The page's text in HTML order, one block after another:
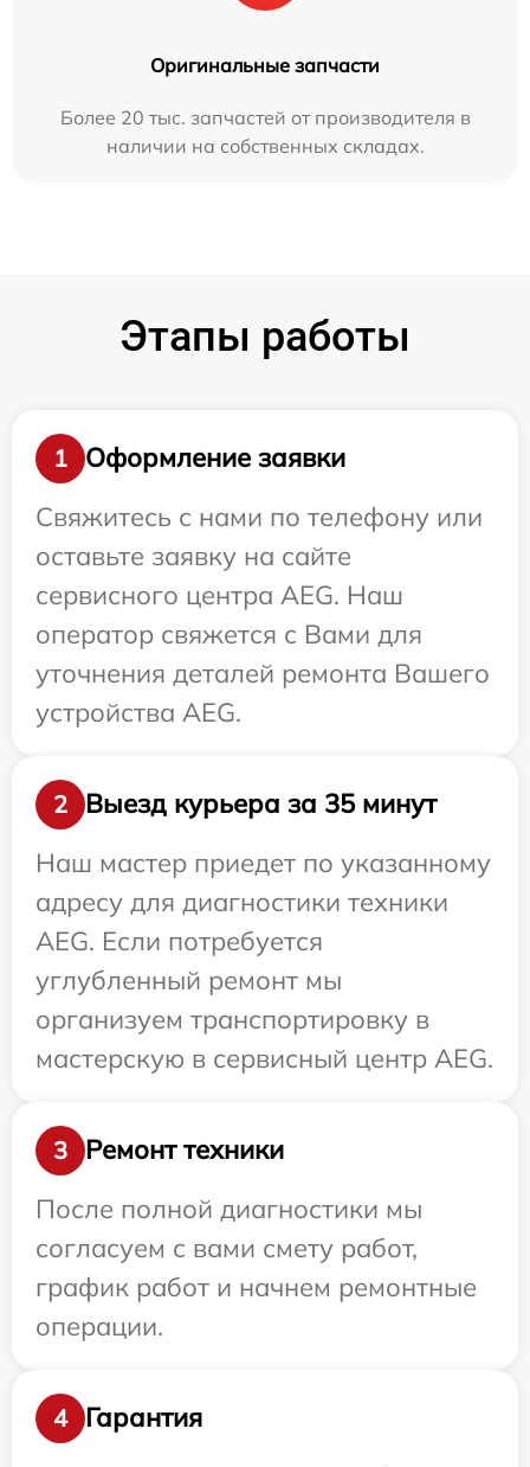
Оригинальные запчасти
Более 20 тыс. запчастей от производителя в
наличии на собственных складах.
Этапы работы
1
Оформление заявки
Свяжитесь с нами по телефону или
оставьте заявку на сайте
сервисного центра AEG. Наш
оператор свяжется с Вами для
уточнения деталей ремонта Вашего
устройства AEG.
2
Выезд курьера за 35 минут
Наш мастер приедет по указанному
адресу для диагностики техники
AEG. Если потребуется
углубленный ремонт мы
организуем транспортировку в
мастерскую в сервисный центр AEG.
3
Ремонт техники
После полной диагностики мы
согласуем с вами смету работ,
график работ и начнем ремонтные
операции.
4
Гарантия